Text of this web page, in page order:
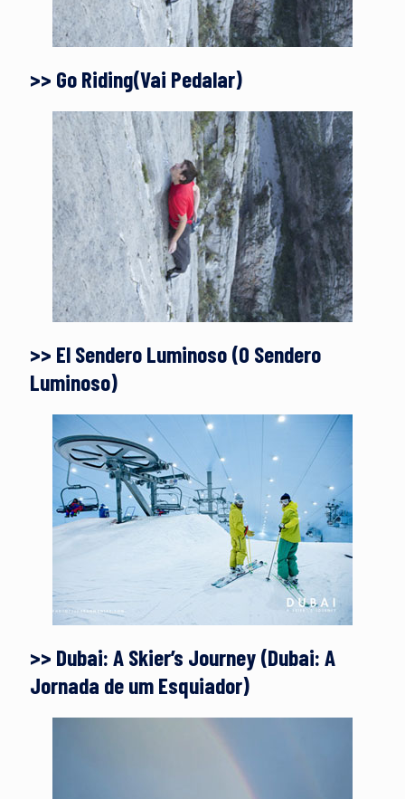
>> Go Riding(Vai Pedalar)
>> El Sendero Luminoso (O Sendero
Luminoso)
>> Dubai: A Skier’s Journey (Dubai: A
Jornada de um Esquiador)